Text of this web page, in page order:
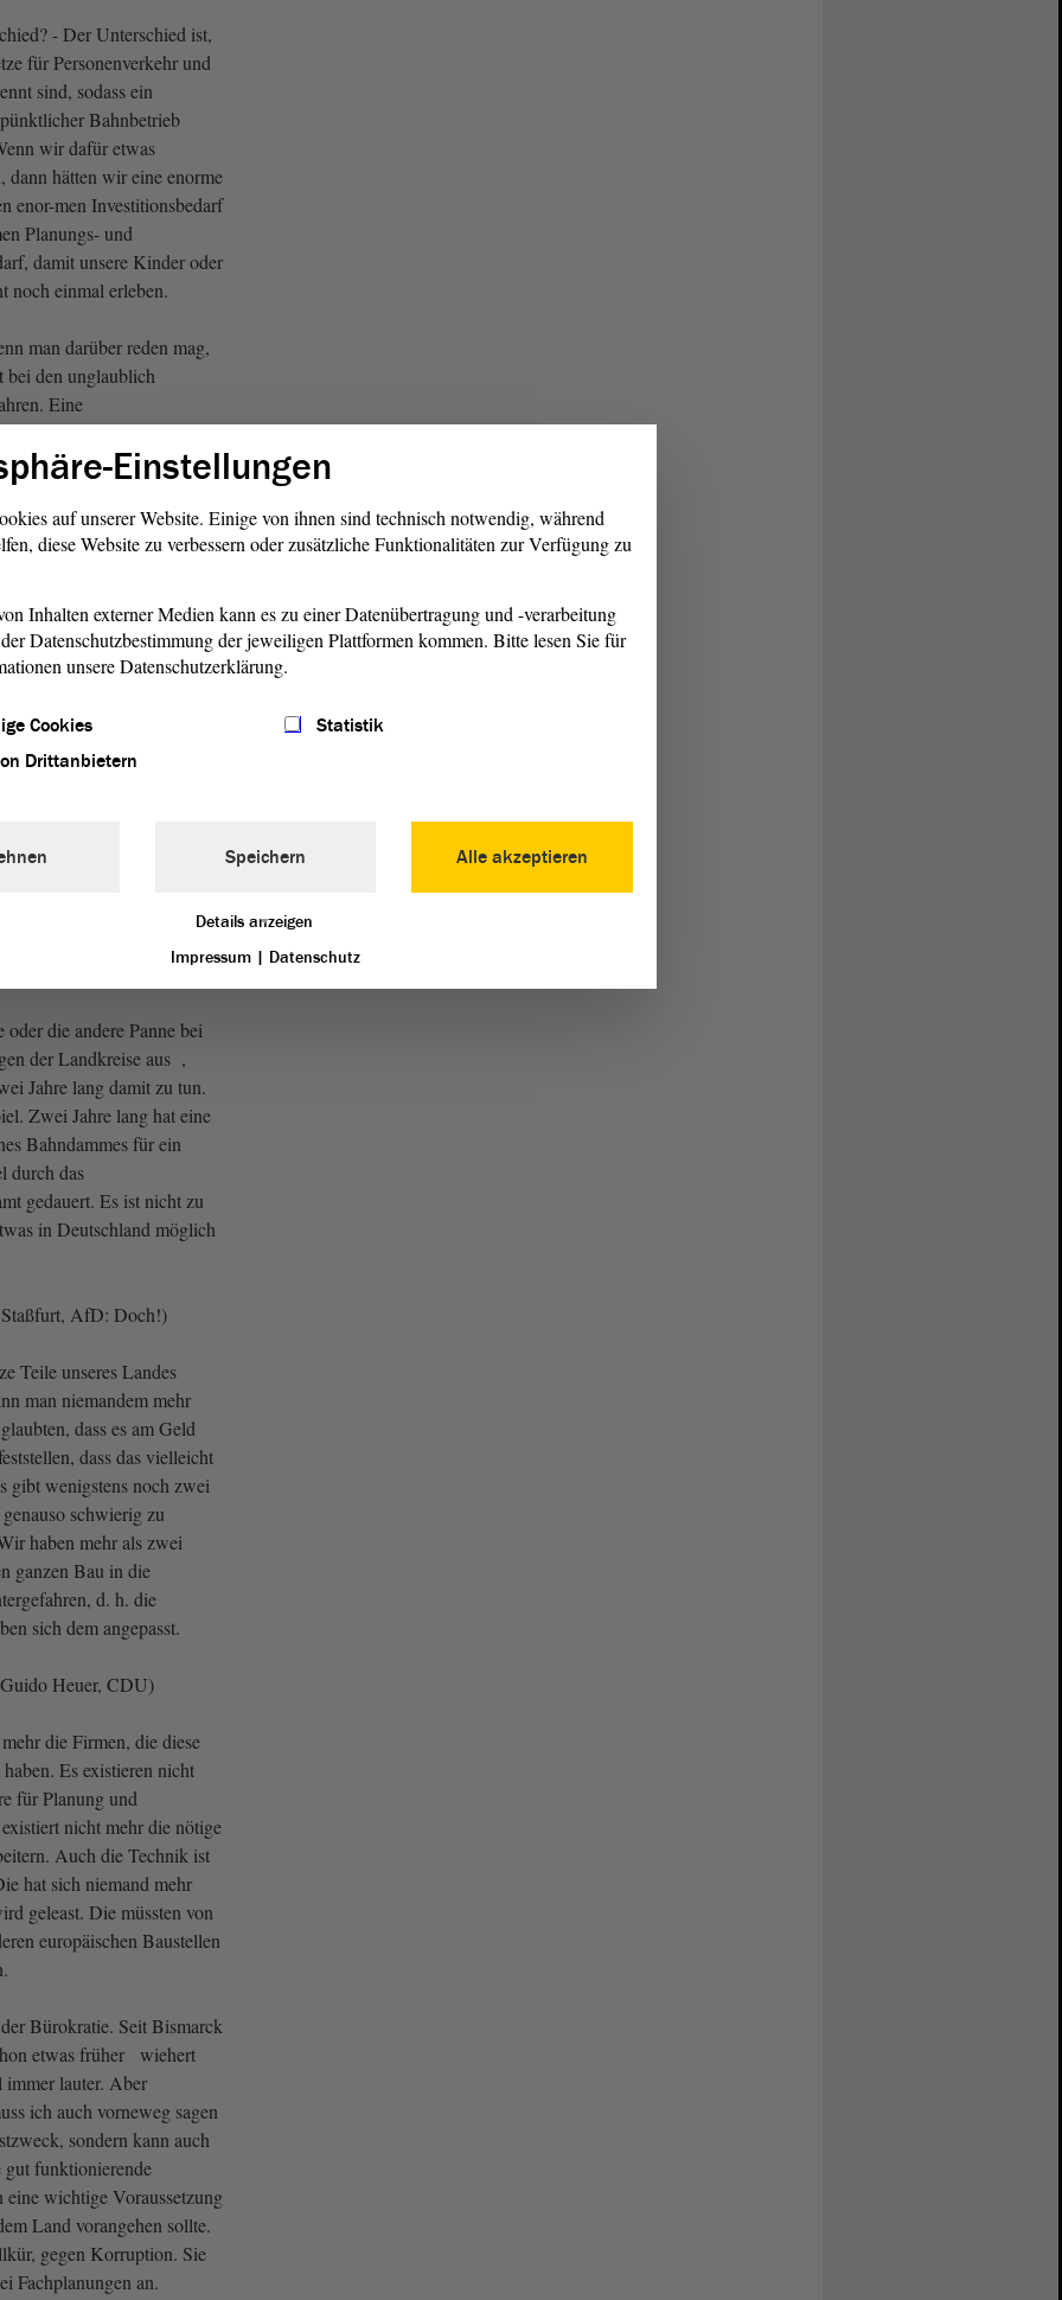
- Der Unterschied ist,
für Personenverkehr und
sind, sodass ein
Bahnbetrieb
wir dafür etwas
dann hätten wir eine enorme
enor-men Investitionsbedarf
Planungs- und
damit unsere Kinder oder
noch einmal erleben.
man darüber reden mag,
bei den unglaublich
Eine
benötigt sieben Jahre
eine
bis fünf Jahre Planungs-
Meistens werden die
langen Verfahren
genehmigt zu
ist enorm. Wenn wir jetzt
stellt sich die Frage, ob
tat-sächlich noch
AfD: Nein!
Glasfaser bis in den letzten
so, wie wir das tun
Ministerium ist an dieser
AfD: Na ja!)
die andere Panne bei
der Landkreise aus ,
Jahre lang damit zu tun.
Zwei Jahre lang hat eine
Bahndammes für ein
durch das
gedauert. Es ist nicht zu
in Deutschland möglich
AfD: Doch!)
Teile unseres Landes
man niemandem mehr
dass es am Geld
dass das vielleicht
gibt wenigstens noch zwei
schwierig zu
haben mehr als zwei
ganzen Bau in die
d. h. die
sich dem angepasst.
Heuer, CDU)
die Firmen, die diese
Es existieren nicht
für Planung und
nicht mehr die nötige
Auch die Technik ist
hat sich niemand mehr
geleast. Die müssten von
europäischen Baustellen
Bürokratie. Seit Bismarck
etwas früher wiehert
lauter. Aber
ich auch vorneweg sagen
sondern kann auch
funktionierende
wichtige Voraussetzung
Land vorangehen sollte.
gegen Korruption. Sie
Fachplanungen an.
Einstellungen
auf unserer Website. Einige von ihnen sind technisch notwendig, während
diese Website zu verbessern oder zusätzliche Funktionalitäten zur Verfügung zu
Inhalten externer Medien kann es zu einer Datenübertragung und -verarbeitung
Datenschutzbestimmung der jeweiligen Plattformen kommen. Bitte lesen Sie für
unsere Datenschutzerklärung.
Cookies
Statistik
Drittanbietern
Alle akzeptieren
Speichern
Details anzeigen
Impressum | Datenschutz